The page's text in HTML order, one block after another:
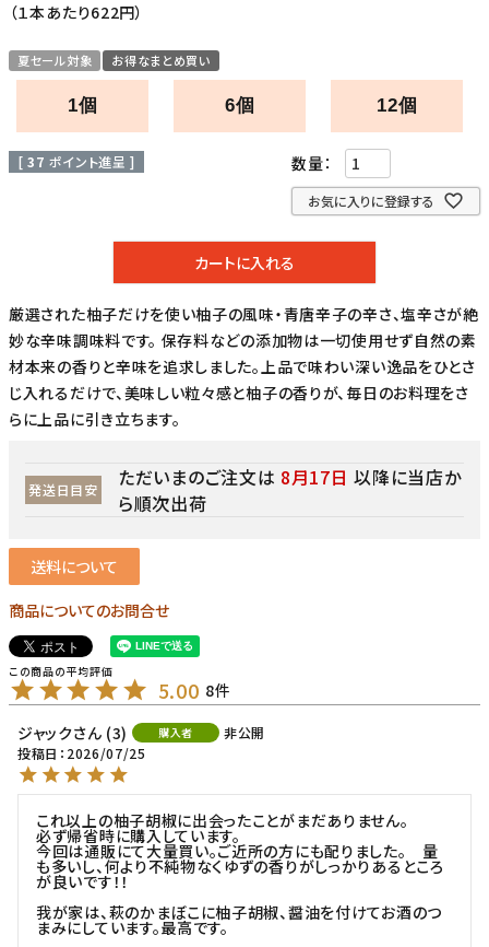
（１本あたり622円）
夏セール対象 お得なまとめ買い
1個 6個 12個
[ 37 ポイント進呈 ]
お気に入りに登録する
カートに入れる
厳選された柚子だけを使い柚子の風味・青唐辛子の辛さ、塩辛さが絶
妙な辛味調味料です。 保存料などの添加物は一切使用せず自然の素
材本来の香りと辛味を追求しました。上品で味わい深い逸品をひとさ
じ入れるだけで、美味しい粒々感と柚子の香りが、毎日のお料理をさ
らに上品に引き立ちます。
発送日目安 ただいまのご注文は 8月17日 以降に当店か
ら順次出荷
送料について
商品についてのお問合せ
5.00 8
ジャック
3 購入者
非公開
投稿日
2026/07/25
これ以上の柚子胡椒に出会ったことがまだありません。
必ず帰省時に購入しています。
今回は通販にて大量買い。ご近所の方にも配りました。　量
も多いし、何より不純物なくゆずの香りがしっかりあるところ
が良いです！！
我が家は、萩のかまぼこに柚子胡椒、醤油を付けてお酒のつ
まみにしています。最高です。